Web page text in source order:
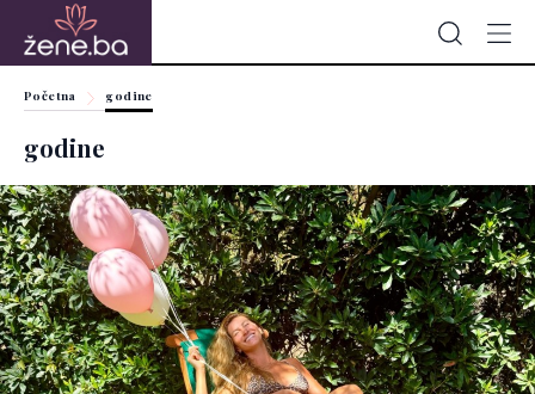
Početna godine
godine